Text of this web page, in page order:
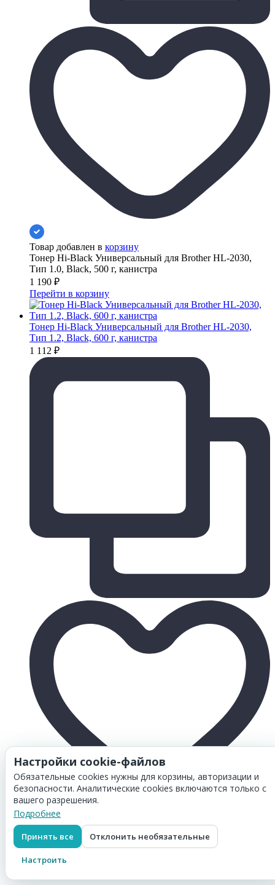
Товар добавлен в корзину
Тонер Hi-Black Универсальный для Brother HL-2030,
Тип 1.0, Black, 500 г, канистра
1 190 ₽
Перейти в корзину
Тонер Hi-Black Универсальный для Brother HL-2030,
Тип 1.2, Black, 600 г, канистра
1 112 ₽
Товар добавлен в
Тонер Hi-Black Универсальный для Brother HL-2030,
Тип 1.2, Black, 600 г, канистра
1 112₽
Перейти в корзину
Настройки cookie-файлов
Обязательные cookies нужны для корзины, авторизации и
безопасности. Аналитические cookies включаются только с
вашего разрешения.
Подробнее
Принять все Отклонить необязательные
Настроить